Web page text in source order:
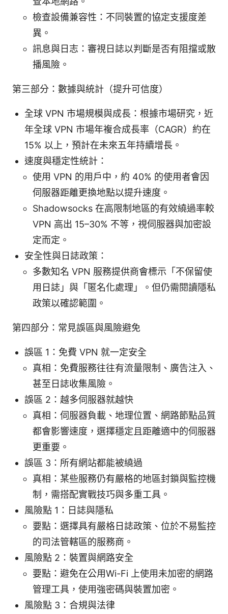
檢查設備兼容性：不同裝置的協定支援度差
異。
訊息與日志：審視日誌以判斷是否有阻擋或散
播風險。
第三部分：數據與統計（提升可信度）
全球 VPN 市場規模與成長：根據市場研究，近
年全球 VPN 市場年複合成長率（CAGR）約在
15% 以上，預計在未來五年持續增長。
速度與穩定性統計：
使用 VPN 的用戶中，約 40% 的使用者會因
伺服器距離更換地點以提升速度。
Shadowsocks 在高限制地區的有效繞過率較
VPN 高出 15–30% 不等，視伺服器與加密設
定而定。
安全性與日誌政策：
多數知名 VPN 服務提供商會標示「不保留使
用日誌」與「匿名化處理」。但仍需閱讀隱私
政策以確認範圍。
第四部分：常見誤區與風險避免
誤區 1：免費 VPN 就一定安全
真相：免費服務往往有流量限制、廣告注入、
甚至日誌收集風險。
誤區 2：越多伺服器就越快
真相：伺服器負載、地理位置、網路節點品質
都會影響速度，選擇穩定且距離適中的伺服器
更重要。
誤區 3：所有網站都能被繞過
真相：某些服務仍有嚴格的地區封鎖與監控機
制，需搭配實戰技巧與多重工具。
風險點 1：日誌與隱私
要點：選擇具有嚴格日誌政策、位於不易監控
的司法管轄區的服務商。
風險點 2：裝置與網路安全
要點：避免在公用Wi-Fi 上使用未加密的網路
管理工具，使用強密碼與裝置加密。
風險點 3：合規與法律